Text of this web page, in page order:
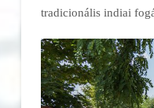
tradicionális indiai